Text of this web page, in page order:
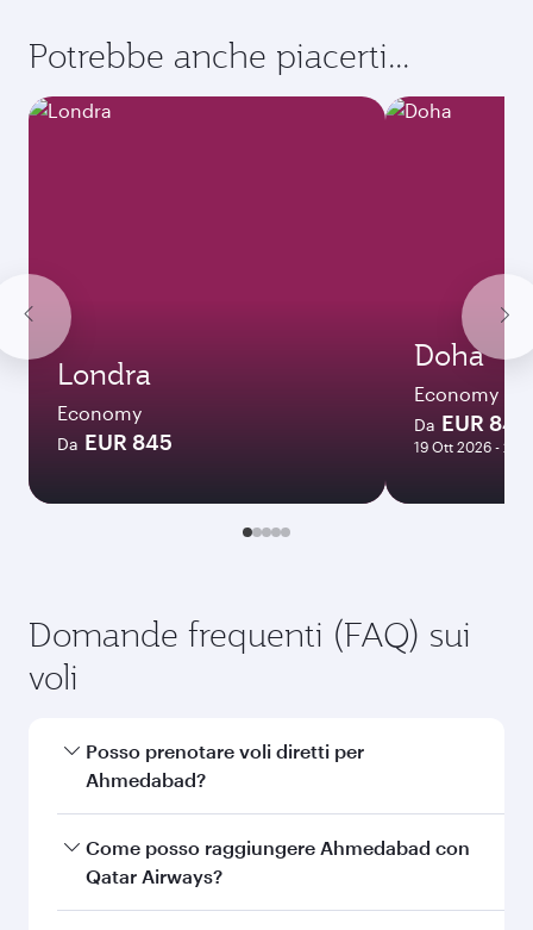
EUR854,83
EUR914,57
Le tariffe visualizzate sono intese per un
Cerca voli
Potrebbe anche piacerti...